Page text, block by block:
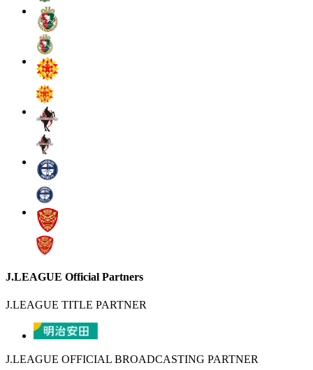
J.LEAGUE Official Partners
J.LEAGUE TITLE PARTNER
J.LEAGUE OFFICIAL BROADCASTING PARTNER